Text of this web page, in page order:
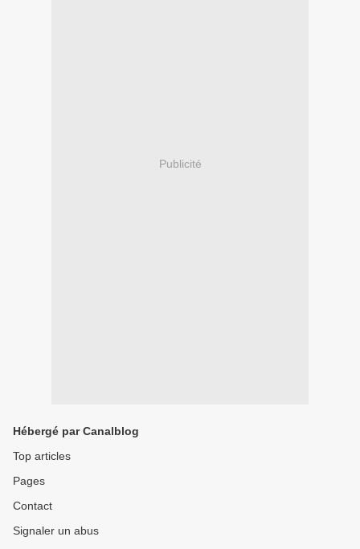
Publicité
Hébergé par Canalblog
Top articles
Pages
Contact
Signaler un abus